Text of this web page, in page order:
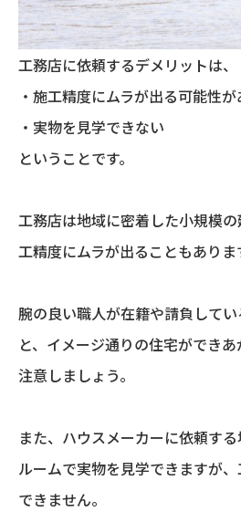
工務店に依頼するデメリットは、
・施工精度にムラが出る可能性が
・実物を見学できない
ということです。
工務店は地域に密着した小規模
工精度にムラが出ることもありま
腕の良い職人が在籍や請負して
と、イメージ通りの住宅ができ
注意しましょう。
また、ハウスメーカーに依頼す
ルームで実物を見学できますが
できません。